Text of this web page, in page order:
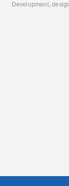
Development,